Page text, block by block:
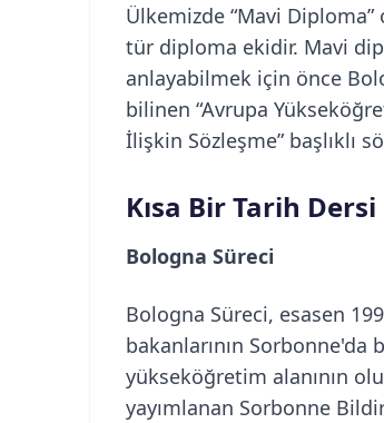
Ülkemizde “Mavi
tür diploma ekidir. Mavi
anlayabilmek için önce
bilinen “Avrupa
İlişkin Sözleşme” başlıklı
Kısa Bir Tarih Dersi
Bologna Süreci
Bologna Süreci, esasen
bakanlarının
yükseköğretim alanının
yayımlanan Sorbonne